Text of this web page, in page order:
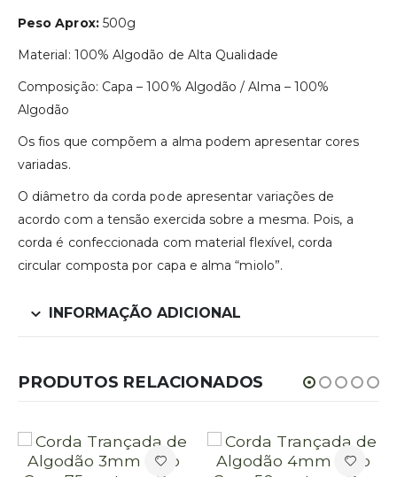
Peso Aprox:500g
Material: 100% Algodão de Alta Qualidade
Composição: Capa – 100% Algodão / Alma – 100%
Algodão
Os fios que compõem a alma podem apresentar cores
variadas.
O diâmetro da corda pode apresentar variações de
acordo com a tensão exercida sobre a mesma. Pois, a
corda é confeccionada com material flexível, corda
circular composta por capa e alma “miolo”.
INFORMAÇÃO ADICIONAL
PRODUTOS RELACIONADOS